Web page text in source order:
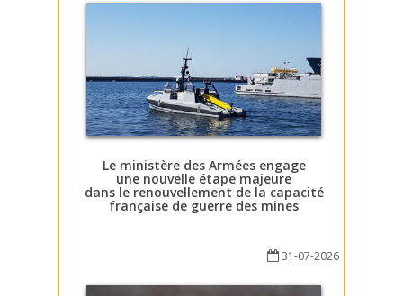
Le ministère des Armées engage
une nouvelle étape majeure
dans le renouvellement de la capacité
française de guerre des mines
31-07-2026